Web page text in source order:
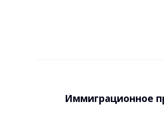
Иммиграционное